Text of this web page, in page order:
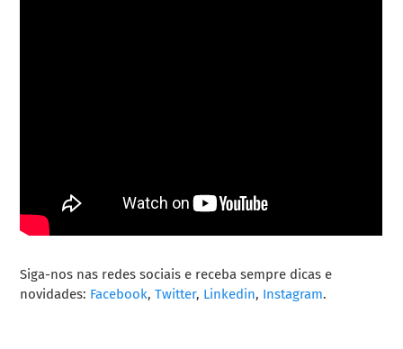
Siga-nos nas redes sociais e receba sempre dicas e
novidades: Facebook, Twitter, Linkedin, Instagram.